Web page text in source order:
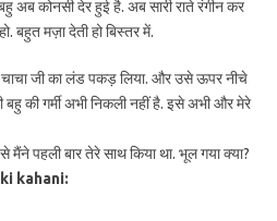
अब कोनसी देर हुई है. अब सारी राते रंगीन कर
बहुत मज़ा देती हो बिस्तर में.
जी का लंड पकड़ लिया. और उसे ऊपर नीचे
की गर्मी अभी निकली नहीं है. इसे अभी और मेरे
मैंने पहली बार तेरे साथ किया था. भूल गया क्या?
kahani: